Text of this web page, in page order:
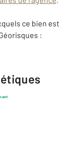
ce bien est
: